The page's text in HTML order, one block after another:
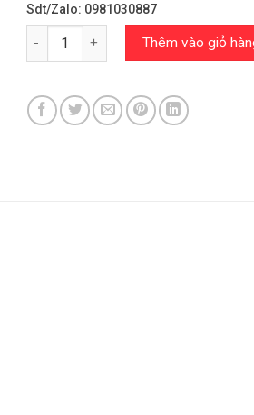
Sdt/Zalo: 0981030887
Kính Calvin Klein Chính Hãng – Kính
Thêm vào giỏ